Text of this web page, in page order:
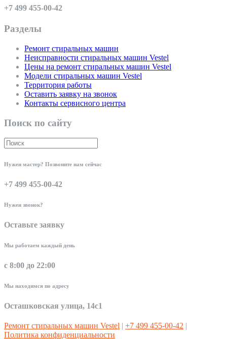
+7 499 455-00-42
Разделы
Ремонт стиральных машин
Неисправности стиральных машин Vestel
Цены на ремонт стиральных машин Vestel
Модели стиральных машин Vestel
Территория работы
Оставить заявку на звонок
Контакты сервисного центра
Поиск по сайту
Нужен мастер? Позвоните нам сейчас
+7 499 455-00-42
Нужен звонок?
Оставьте заявку
Мы работаем каждый день
с 8:00 до 22:00
Мы находимся по адресу
Осташковская улица, 14с1
Ремонт стиральных машин Vestel | +7 499 455-00-42 |
Политика конфиденциальности